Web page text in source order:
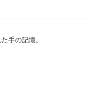
手の記憶。